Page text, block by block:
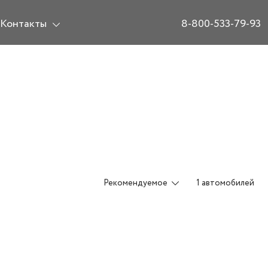
Контакты 8-800-533-79-93
Рекомендуемое 1 автомобилей